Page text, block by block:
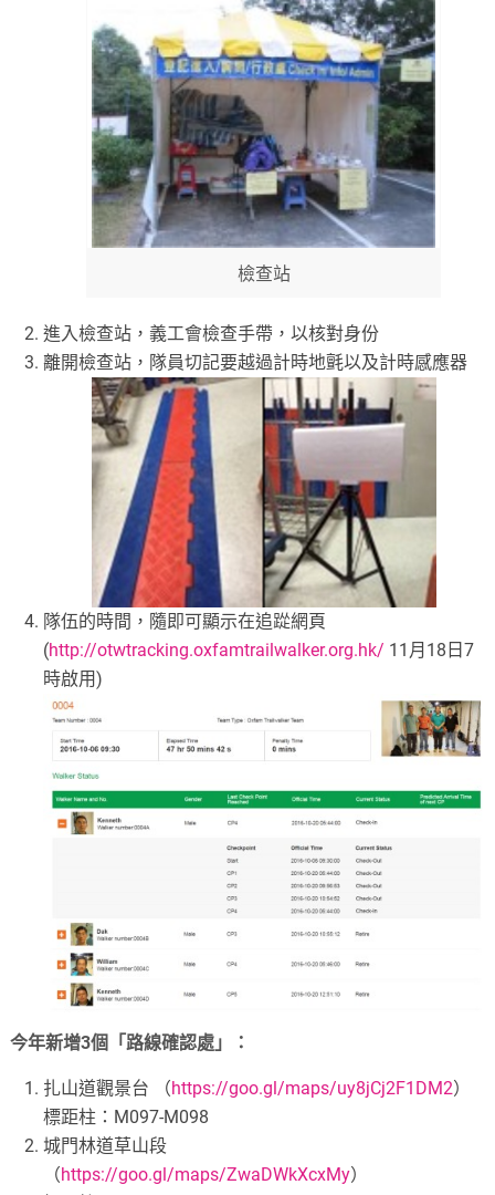
檢查站
進入檢查站，義工會檢查手帶，以核對身份
離開檢查站，隊員切記要越過計時地氈以及計時感應器
隊伍的時間，隨即可顯示在追踨網頁
(http://otwtracking.oxfamtrailwalker.org.hk/ 11月18日7
時啟用)
今年新增3個「路線確認處」：
扎山道觀景台 （https://goo.gl/maps/uy8jCj2F1DM2）
標距柱：M097-M098
城門林道草山段
（https://goo.gl/maps/ZwaDWkXcxMy）